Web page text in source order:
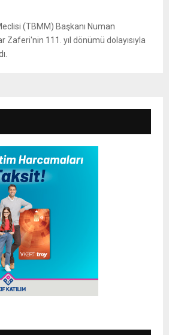
(TBMM) Başkanı Numan
Zaferi'nin 111. yıl dönümü dolayısıyla